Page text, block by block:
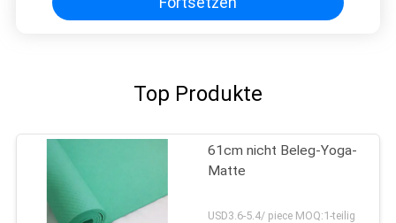
Top Produkte
61cm nicht Beleg-Yoga-
Matte
USD3.6-5.4/ piece MOQ:1-teilig